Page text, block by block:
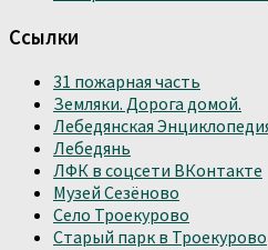
Ссылки
31 пожарная часть
Земляки. Дорога домой.
Лебедянская
Лебедянь
ЛФК в соцсети ВКонтакте
Музей Сезёново
Село Троекурово
Старый парк в Троекурово